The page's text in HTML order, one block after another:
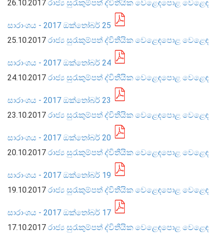
සංවිධාන ව්‍යුහය
පාලන ව්‍යුහය
එක්ස්ටර් වාර්තාව
26.10.2017 රාජ්‍ය සුරැකුම්පත් ද්විතීයික වෙළෙඳපොළ වෙළෙඳ
සාරාංශය - 2017 ඔක්තෝබර් 25
25.10.2017 රාජ්‍ය සුරැකුම්පත් ද්විතීයික වෙළෙඳපොළ වෙළෙඳ
සාරාංශය - 2017 ඔක්තෝබර් 24
24.10.2017 රාජ්‍ය සුරැකුම්පත් ද්විතීයික වෙළෙඳපොළ වෙළෙඳ
සාරාංශය - 2017 ඔක්තෝබර් 23
23.10.2017 රාජ්‍ය සුරැකුම්පත් ද්විතීයික වෙළෙඳපොළ වෙළෙඳ
සාරාංශය - 2017 ඔක්තෝබර් 20
20.10.2017 රාජ්‍ය සුරැකුම්පත් ද්විතීයික වෙළෙඳපොළ වෙළෙඳ
සාරාංශය - 2017 ඔක්තෝබර් 19
19.10.2017 රාජ්‍ය සුරැකුම්පත් ද්විතීයික වෙළෙඳපොළ වෙළෙඳ
සාරාංශය - 2017 ඔක්තෝබර් 17
17.10.2017 රාජ්‍ය සුරැකුම්පත් ද්විතීයික වෙළෙඳපොළ වෙළෙඳ